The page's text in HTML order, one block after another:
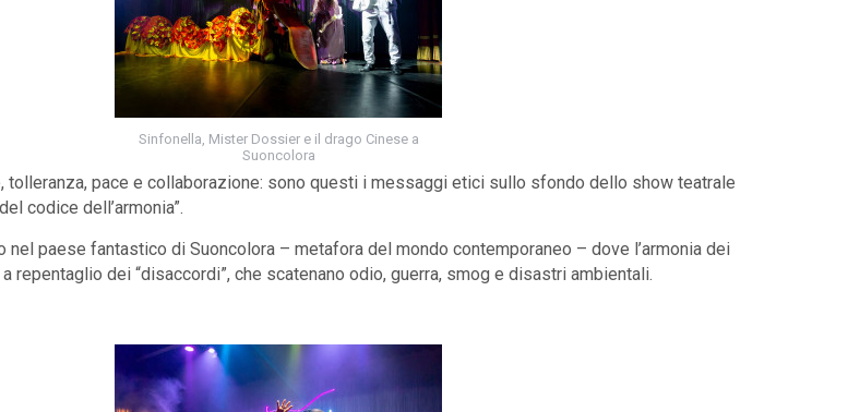
Sinfonella, Mister Dossier e il drago Cinese a
Suoncolora
tolleranza, pace e collaborazione: sono questi i messaggi etici sullo sfondo dello show teatrale
codice dell’armonia”.
nel paese fantastico di Suoncolora – metafora del mondo contemporaneo – dove l’armonia dei
repentaglio dei “disaccordi”, che scatenano odio, guerra, smog e disastri ambientali.